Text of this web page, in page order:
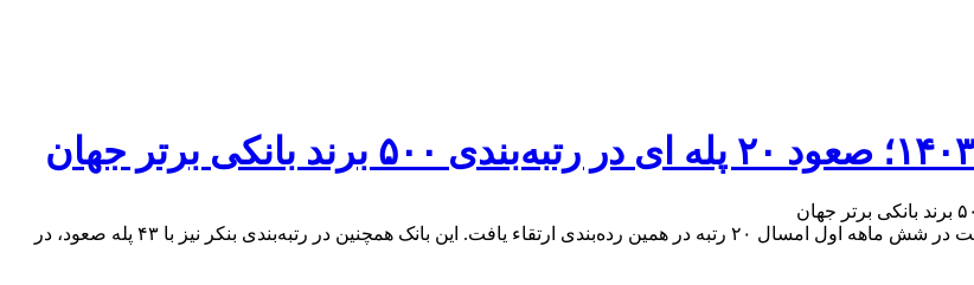
بانک پاسارگاد که تنها بانک ایرانی حاضر در رتبه‌بندی ۵۰۰ برند برتر بانکی جهان است در شش ماهه اول امسال ۲۰ رتبه در همین رده‌بندی ارتقاء یافت. این بانک‌ همچنین در رتبه‌بندی بنکر نیز با ۴۳ پله صعود، در